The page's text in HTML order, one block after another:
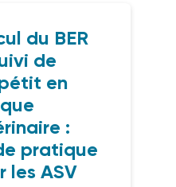
du BER
de
en
:
pratique
les ASV